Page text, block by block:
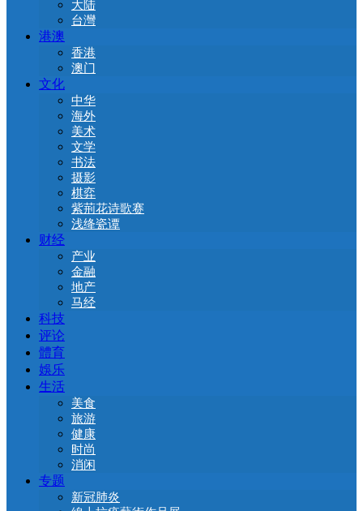
大陆
台灣
港澳
香港
澳门
文化
中华
海外
美术
文学
书法
摄影
棋弈
紫荊花诗歌赛
浅绛瓷谭
财经
产业
金融
地产
马经
科技
评论
體育
娛乐
生活
美食
旅游
健康
时尚
消闲
专题
新冠肺炎